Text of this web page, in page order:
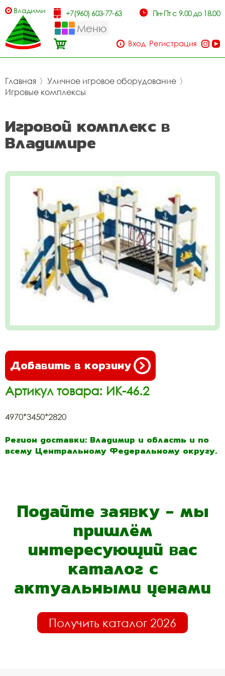
Владимир +7(960) 603-77-63 Пн-Пт с 9.00 до 18.00
Меню
Вход Регистрация
Главная 〉 Уличное игровое оборудование 〉
Игровые комплексы
Игровой комплекс в
Владимире
Добавить в корзину
Артикул товара: ИК-46.2
4970*3450*2820
Регион доставки: Владимир и область и по
всему Центральному Федеральному округу.
Подайте заявку - мы
пришлём
интересующий вас
каталог с
актуальными ценами
Получить каталог 2026